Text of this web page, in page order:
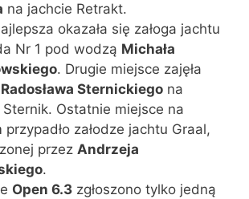
na jachcie Retrakt.
okazała się załoga jachtu
Nr 1 pod wodzą Michała
. Drugie miejsce zajęła
Radosława Sternickiego na
Sternik. Ostatnie miejsce na
przypadło załodze jachtu Graal,
przez Andrzeja
.
Open 6.3 zgłoszono tylko jedną